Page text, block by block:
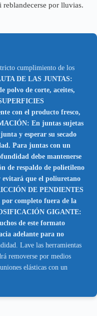
por lluvias.
cumplimiento de los
DE LAS JUNTAS:
polvo de corte, aceites,
con el producto fresco,
En juntas sujetas
y esperar su secado
Para juntas con un
debe mantenerse
de respaldo de polietileno
evitará que el poliuretano
DE PENDIENTES
completo fuera de la
GIGANTE:
de este formato
adelante para no
Lave las herramientas
removerse por medios
elásticas con un